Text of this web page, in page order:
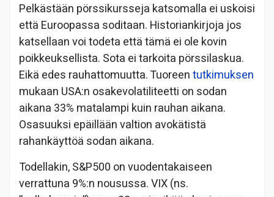
Pelkästään pörssikursseja katsomalla ei uskoisi
että Euroopassa soditaan. Historiankirjoja jos
katsellaan voi todeta että tämä ei ole kovin
poikkeuksellista. Sota ei tarkoita pörssilaskua.
Eikä edes rauhattomuutta. Tuoreentutkimuksen
mukaan USA:n osakevolatiliteetti on sodan
aikana 33% matalampi kuin rauhan aikana.
Osasuuksi epäillään valtion avokätistä
rahankäyttöä sodan aikana.
Todellakin, S&P500 on vuodentakaiseen
verrattuna 9%:n nousussa. VIX (ns.